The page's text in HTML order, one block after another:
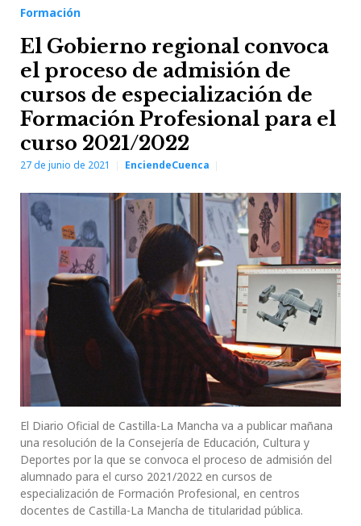
Formación
El Gobierno regional convoca
el proceso de admisión de
cursos de especialización de
Formación Profesional para el
curso 2021/2022
27 de junio de 2021 EnciendeCuenca
El Diario Oficial de Castilla-La Mancha va a publicar mañana
una resolución de la Consejería de Educación, Cultura y
Deportes por la que se convoca el proceso de admisión del
alumnado para el curso 2021/2022 en cursos de
especialización de Formación Profesional, en centros
docentes de Castilla-La Mancha de titularidad pública.